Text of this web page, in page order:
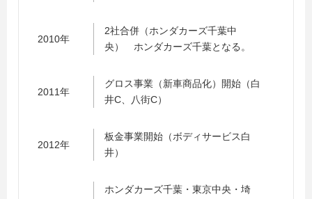
2010年
2社合併（ホンダカーズ千葉中
央） ホンダカーズ千葉となる。
2011年
グロス事業（新車商品化）開始（白
井C、八街C）
2012年
板金事業開始（ボディサービス白
井）
ホンダカーズ千葉・東京中央・埼